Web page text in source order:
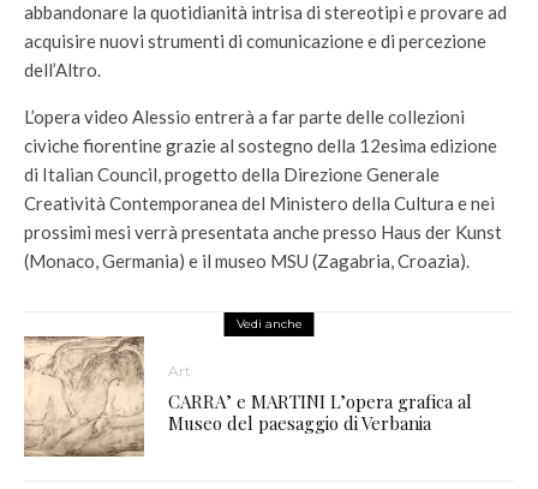
abbandonare la quotidianità intrisa di stereotipi e provare ad
acquisire nuovi strumenti di comunicazione e di percezione
dell’Altro.
L’opera video Alessio entrerà a far parte delle collezioni
civiche fiorentine grazie al sostegno della 12esima edizione
di Italian Council, progetto della Direzione Generale
Creatività Contemporanea del Ministero della Cultura e nei
prossimi mesi verrà presentata anche presso Haus der Kunst
(Monaco, Germania) e il museo MSU (Zagabria, Croazia).
Vedi anche
Art
CARRA’ e MARTINI L’opera grafica al
Museo del paesaggio di Verbania